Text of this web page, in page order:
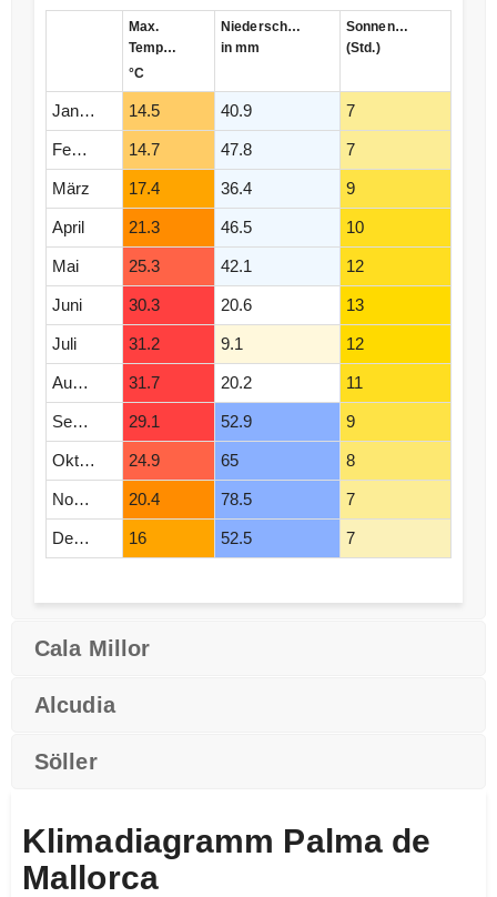
Max.
Temperatur
°C
Niederschlag
in mm
Sonnenstunden
(Std.)
Januar 14.5 40.9 7
Februar 14.7 47.8 7
März 17.4 36.4 9
April 21.3 46.5 10
Mai 25.3 42.1 12
Juni 30.3 20.6 13
Juli 31.2 9.1 12
August 31.7 20.2 11
September 29.1 52.9 9
Oktober 24.9 65 8
November 20.4 78.5 7
Dezember 16 52.5 7
Cala Millor
Alcudia
Söller
Klimadiagramm Palma de
Mallorca